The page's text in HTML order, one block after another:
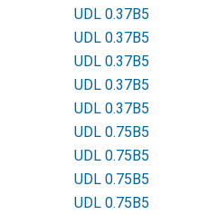
UDL 0.37В5
UDL 0.37В5
UDL 0.37В5
UDL 0.37В5
UDL 0.37В5
UDL 0.75В5
UDL 0.75В5
UDL 0.75В5
UDL 0.75В5